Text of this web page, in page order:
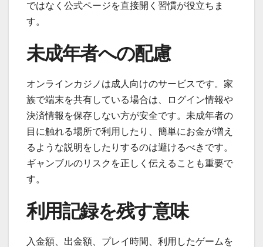
ではなく公式ページを直接開く習慣が役立ちま
す。
未成年者への配慮
オンラインカジノは成人向けのサービスです。家
族で端末を共有している場合は、ログイン情報や
決済情報を保存しない方が安全です。未成年者の
目に触れる場所で利用したり、簡単にお金が増え
るような説明をしたりするのは避けるべきです。
ギャンブルのリスクを正しく伝えることも重要で
す。
利用記録を残す意味
入金額、出金額、プレイ時間、利用したゲームを